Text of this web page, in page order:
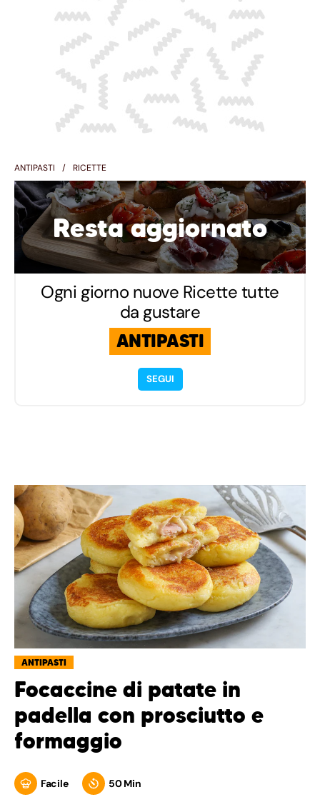
ANTIPASTI RICETTE
Resta aggiornato
Ogni giorno nuove Ricette tutte
da gustare
ANTIPASTI
SEGUI
ANTIPASTI
Focaccine di patate in
padella con prosciutto e
formaggio
Facile 50 Min